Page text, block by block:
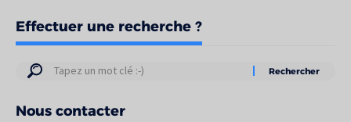
Effectuer une recherche ?
Résultats
votre
Nous contacter